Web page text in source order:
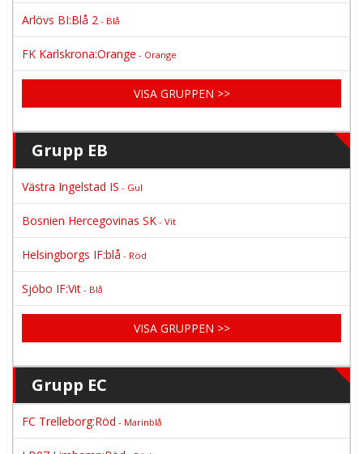
Arlövs BI:Blå 2 - Blå
FK Karlskrona:Orange - Orange
VISA GRUPPEN >>
Grupp EB
Västra Ingelstad IS - Gul
Bosnien Hercegovinas SK - Vit
Helsingborgs IF:blå - Röd
Sjöbo IF:Vit - Blå
VISA GRUPPEN >>
Grupp EC
FC Trelleborg:Röd - Marinblå